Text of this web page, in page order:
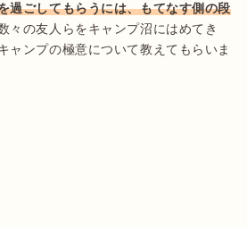
過ごしてもらうには、もてなす側の段
々の友人らをキャンプ沼にはめてき
ャンプの極意について教えてもらいま